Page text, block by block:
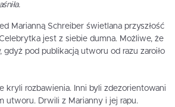
Marianną Schreiber świetlana przyszłość
jest z siebie dumna. Możliwe, że
gdyż pod publikacją utworu od razu zaroiło
kryli rozbawienia. Inni byli zdezorientowani
utworu. Drwili z Marianny i jej rapu.